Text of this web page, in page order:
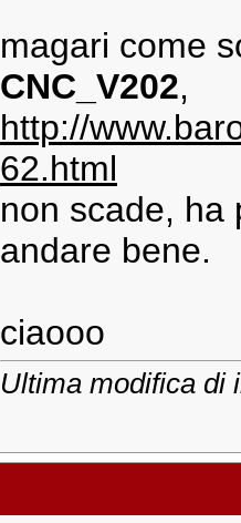
magari come
CNC_V202,
http://
62.html
non scade, ha
andare bene.
ciaooo
Ultima modifica di